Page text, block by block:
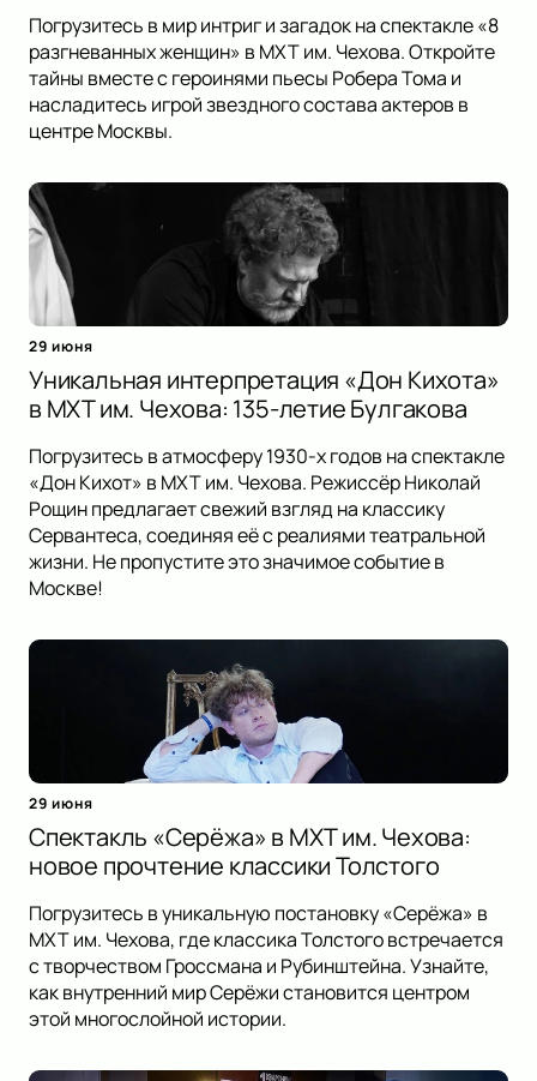
Погрузитесь в мир интриг и загадок на спектакле «8
разгневанных женщин» в МХТ им. Чехова. Откройте
тайны вместе с героинями пьесы Робера Тома и
насладитесь игрой звездного состава актеров в
центре Москвы.
29 июня
Уникальная интерпретация «Дон Кихота»
в МХТ им. Чехова: 135-летие Булгакова
Погрузитесь в атмосферу 1930-х годов на спектакле
«Дон Кихот» в МХТ им. Чехова. Режиссёр Николай
Рощин предлагает свежий взгляд на классику
Сервантеса, соединяя её с реалиями театральной
жизни. Не пропустите это значимое событие в
Москве!
29 июня
Спектакль «Серёжа» в МХТ им. Чехова:
новое прочтение классики Толстого
Погрузитесь в уникальную постановку «Серёжа» в
МХТ им. Чехова, где классика Толстого встречается
с творчеством Гроссмана и Рубинштейна. Узнайте,
как внутренний мир Серёжи становится центром
этой многослойной истории.